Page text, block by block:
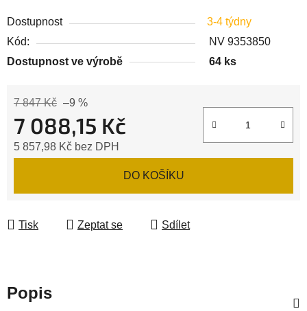
Dostupnost
3-4 týdny
Kód:
NV 9353850
Dostupnost ve výrobě
64 ks
7 847 Kč –9 %
7 088,15 Kč
5 857,98 Kč bez DPH
DO KOŠÍKU
Tisk Zeptat se Sdílet
Popis